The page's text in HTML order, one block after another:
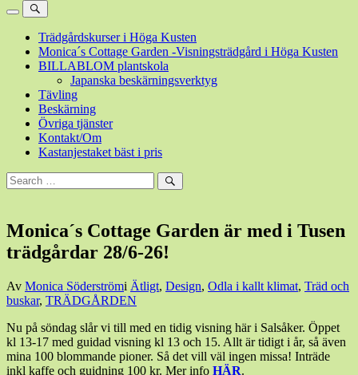
MenySök
Trädgårdskurser i Höga Kusten
Monica´s Cottage Garden -Visningsträdgård i Höga Kusten
BILLABLOM plantskola
Japanska beskärningsverktyg
Tävling
Beskärning
Övriga tjänster
Kontakt/Om
Kastanjestaket bäst i pris
Sök
efter:
Sök
Monica´s Cottage Garden är med i Tusen
trädgårdar 28/6-26!
Den
25
202625
juni,
2026
Av Monica Söderströmi Ätligt, Design, Odla i kallt klimat, Träd och
buskar, TRÄDGÅRDEN
Nu på söndag slår vi till med en tidig visning här i Salsåker. Öppet
kl 13-17 med guidad visning kl 13 och 15. Allt är tidigt i år, så även
mina 100 blommande pioner. Så det vill väl ingen missa! Inträde
inkl kaffe och guidning 100 kr. Mer info HÄR.